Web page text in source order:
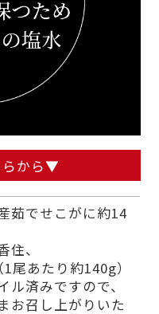
から▼
茹でせこがに約14
住、
尾あたり約140g）
済みですので、
お召し上がりいた